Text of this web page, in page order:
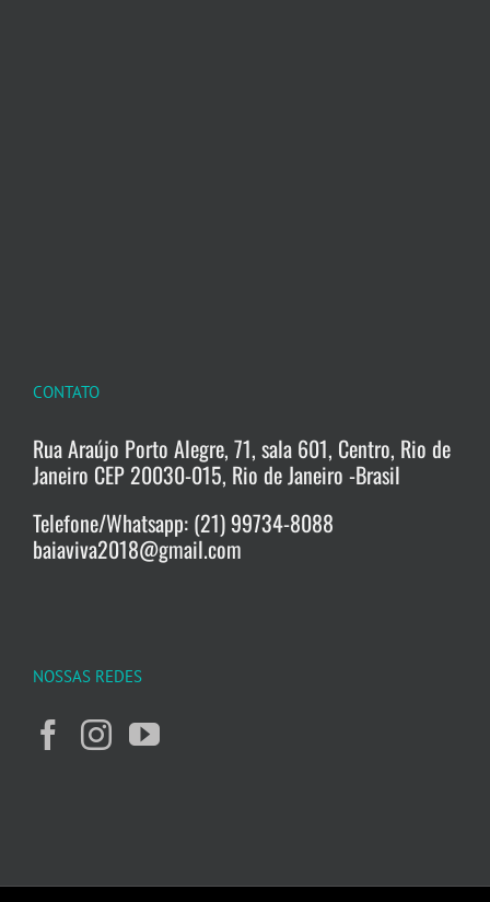
CONTATO
Rua Araújo Porto Alegre, 71, sala 601, Centro, Rio de
Janeiro CEP 20030-015, Rio de Janeiro -Brasil
Telefone/Whatsapp: (21) 99734-8088
baiaviva2018@gmail.com
NOSSAS REDES